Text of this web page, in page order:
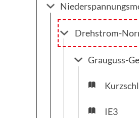
Drehstrom-
Grauguss-
IE3